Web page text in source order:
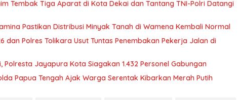
Tembak Tiga Aparat di Kota Dekai dan Tantang TNI-Polri Datangi
Pastikan Distribusi Minyak Tanah di Wamena Kembali Normal
dan Polres Tolikara Usut Tuntas Penembakan Pekerja Jalan di
Polresta Jayapura Kota Siagakan 1.432 Personel Gabungan
Papua Tengah Ajak Warga Serentak Kibarkan Merah Putih